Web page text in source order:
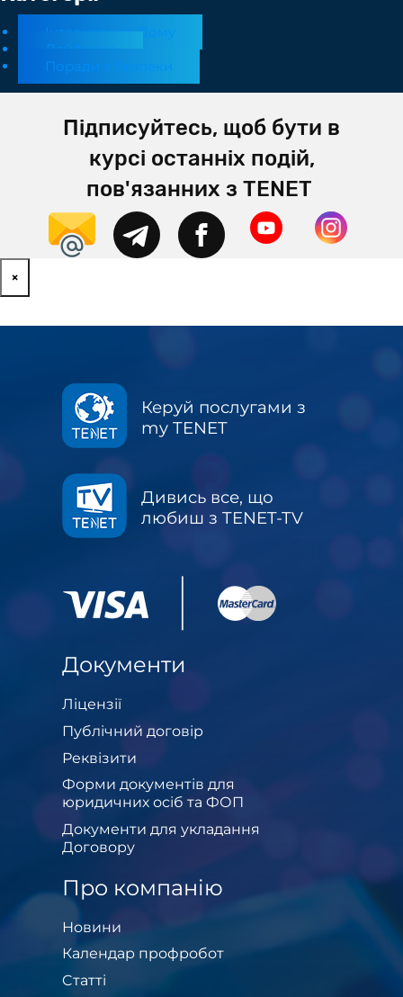
Інтернет для Дому
Лайфхаки
Поради з безпеки
Підписуйтесь, щоб бути в
курсі останніх подій,
пов'язанних з TENET
×
Керуй послугами з
my TENET
Дивись все, що
любиш з TENET-TV
Документи
Ліцензії
Публічний договір
Реквізити
Форми документів для
юридичних осіб та ФОП
Документи для укладання
Договору
Про компанію
Новини
Календар профробот
Cтатті